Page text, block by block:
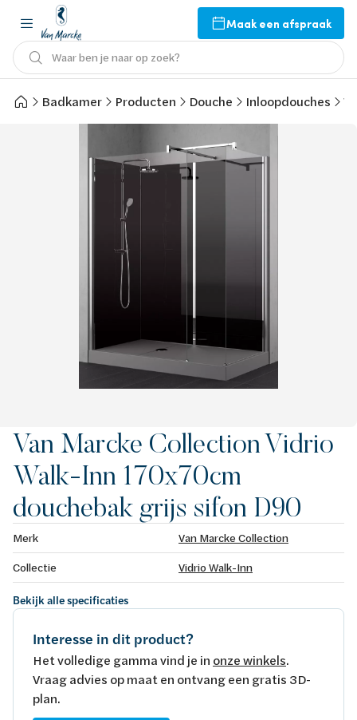
Maak een afspraak
Waar ben je naar op zoek?
Badkamer Producten Douche Inloopdouches
Van Marcke Collection Vidrio
Walk-Inn 170x70cm
douchebak grijs sifon D90
Merk
Van Marcke Collection
Collectie
Vidrio Walk-Inn
Bekijk alle specificaties
Interesse in dit product?
Het volledige gamma vind je in onze winkels.
Vraag advies op maat en ontvang een gratis 3D-
plan.